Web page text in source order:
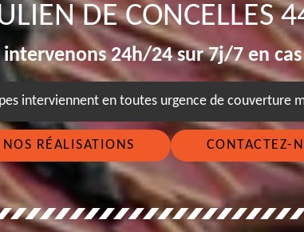
DE CONCELLES
intervenons 24h/24 sur 7j/7 en
interviennent en toutes urgence de couverture
NOS RÉALISATIONS CONTACTEZ-